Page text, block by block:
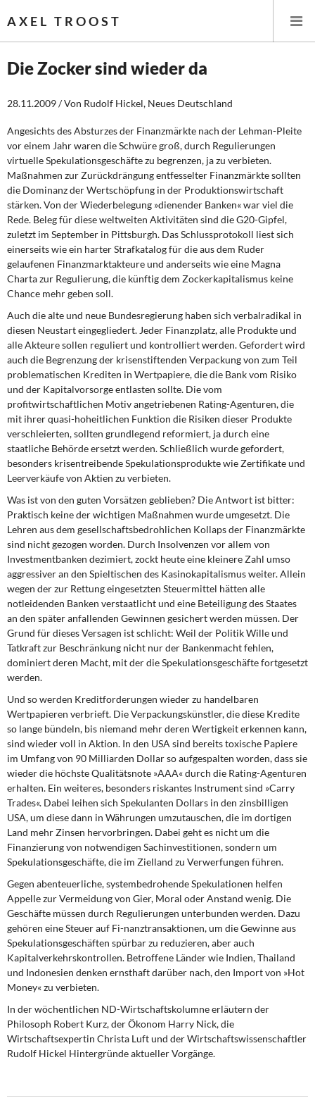
AXEL TROOST
Themen
Leitlinien linker Wirtschafts- und Finanzpolitik
Wirtschaftspolitik
Steuer- und Finanzpolitik
Öffentliche Infrastruktur und Daseinsvorsorge
Eurokrise und Griechenland
DIE LINKE
Weitere Themen
Memo-Gruppe
Institut Solidarische Moderne
Rosa-Luxemburg-Stiftung
Über mich
Kontakt
Die Zocker sind wieder da
28.11.2009 / Von Rudolf Hickel, Neues Deutschland
Angesichts des Absturzes der Finanzmärkte nach der Lehman-Pleite
vor einem Jahr waren die Schwüre groß, durch Regulierungen
virtuelle Spekulationsgeschäfte zu begrenzen, ja zu verbieten.
Maßnahmen zur Zurückdrängung entfesselter Finanzmärkte sollten
die Dominanz der Wertschöpfung in der Produktionswirtschaft
stärken. Von der Wiederbelegung »dienender Banken« war viel die
Rede. Beleg für diese weltweiten Aktivitäten sind die G20-Gipfel,
zuletzt im September in Pittsburgh. Das Schlussprotokoll liest sich
einerseits wie ein harter Strafkatalog für die aus dem Ruder
gelaufenen Finanzmarktakteure und anderseits wie eine Magna
Charta zur Regulierung, die künftig dem Zockerkapitalismus keine
Chance mehr geben soll.
Auch die alte und neue Bundesregierung haben sich verbalradikal in
diesen Neustart eingegliedert. Jeder Finanzplatz, alle Produkte und
alle Akteure sollen reguliert und kontrolliert werden. Gefordert wird
auch die Begrenzung der krisenstiftenden Verpackung von zum Teil
problematischen Krediten in Wertpapiere, die die Bank vom Risiko
und der Kapitalvorsorge entlasten sollte. Die vom
profitwirtschaftlichen Motiv angetriebenen Rating-Agenturen, die
mit ihrer quasi-hoheitlichen Funktion die Risiken dieser Produkte
verschleierten, sollten grundlegend reformiert, ja durch eine
staatliche Behörde ersetzt werden. Schließlich wurde gefordert,
besonders krisentreibende Spekulationsprodukte wie Zertifikate und
Leerverkäufe von Aktien zu verbieten.
Was ist von den guten Vorsätzen geblieben? Die Antwort ist bitter:
Praktisch keine der wichtigen Maßnahmen wurde umgesetzt. Die
Lehren aus dem gesellschaftsbedrohlichen Kollaps der Finanzmärkte
sind nicht gezogen worden. Durch Insolvenzen vor allem von
Investmentbanken dezimiert, zockt heute eine kleinere Zahl umso
aggressiver an den Spieltischen des Kasinokapitalismus weiter. Allein
wegen der zur Rettung eingesetzten Steuermittel hätten alle
notleidenden Banken verstaatlicht und eine Beteiligung des Staates
an den später anfallenden Gewinnen gesichert werden müssen. Der
Grund für dieses Versagen ist schlicht: Weil der Politik Wille und
Tatkraft zur Beschränkung nicht nur der Bankenmacht fehlen,
dominiert deren Macht, mit der die Spekulationsgeschäfte fortgesetzt
werden.
Und so werden Kreditforderungen wieder zu handelbaren
Wertpapieren verbrieft. Die Verpackungskünstler, die diese Kredite
so lange bündeln, bis niemand mehr deren Wertigkeit erkennen kann,
sind wieder voll in Aktion. In den USA sind bereits toxische Papiere
im Umfang von 90 Milliarden Dollar so aufgespalten worden, dass sie
wieder die höchste Qualitätsnote »AAA« durch die Rating-Agenturen
erhalten. Ein weiteres, besonders riskantes Instrument sind »Carry
Trades«. Dabei leihen sich Spekulanten Dollars in den zinsbilligen
USA, um diese dann in Währungen umzutauschen, die im dortigen
Land mehr Zinsen hervorbringen. Dabei geht es nicht um die
Finanzierung von notwendigen Sachinvestitionen, sondern um
Spekulationsgeschäfte, die im Zielland zu Verwerfungen führen.
Gegen abenteuerliche, systembedrohende Spekulationen helfen
Appelle zur Vermeidung von Gier, Moral oder Anstand wenig. Die
Geschäfte müssen durch Regulierungen unterbunden werden. Dazu
gehören eine Steuer auf Fi-nanztransaktionen, um die Gewinne aus
Spekulationsgeschäften spürbar zu reduzieren, aber auch
Kapitalverkehrskontrollen. Betroffene Länder wie Indien, Thailand
und Indonesien denken ernsthaft darüber nach, den Import von »Hot
Money« zu verbieten.
In der wöchentlichen ND-Wirtschaftskolumne erläutern der
Philosoph Robert Kurz, der Ökonom Harry Nick, die
Wirtschaftsexpertin Christa Luft und der Wirtschaftswissenschaftler
Rudolf Hickel Hintergründe aktueller Vorgänge.